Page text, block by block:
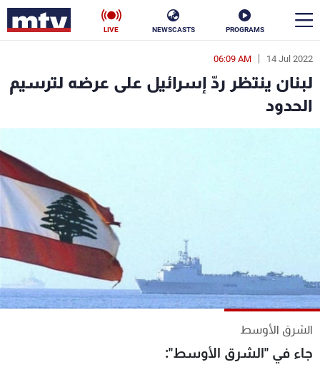
PROGRAMS
NEWSCASTS
LIVE
14 Jul 2022
06:09 AM
لبنان ينتظر ردّ إسرائيل على عرضه لترسيم
الحدود
الشرق الأوسط
جاء في "الشرق الأوسط":
en
الأخبار
سياسة ناس
البرامج
جدول البرامج
شاهد البرامج
الترددات